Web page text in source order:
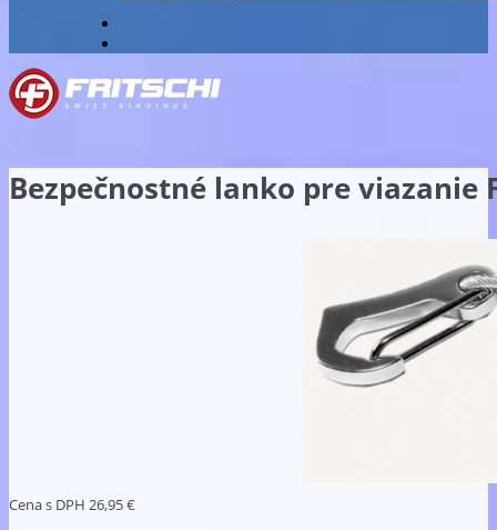
Bezpečnostné lanko pre viazanie
Cena s DPH 26,95 €